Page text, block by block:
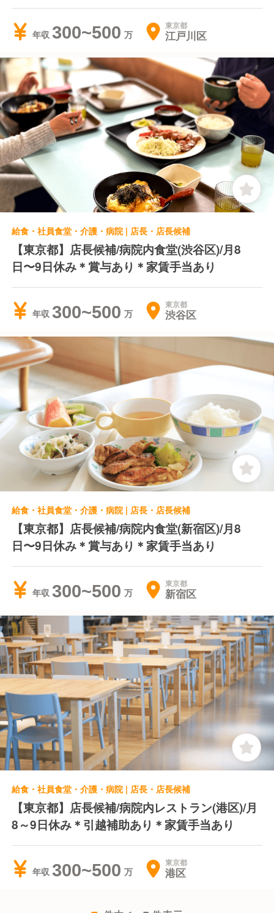
年収 300~500 東京都
江戸川区
給食・社員食堂・介護・病院 | 店長・店長候補
【東京都】店長候補/病院内食堂(渋谷区)/月8
日〜9日休み＊賞与あり＊家賃手当あり
年収 300~500 東京都
渋谷区
給食・社員食堂・介護・病院 | 店長・店長候補
【東京都】店長候補/病院内食堂(新宿区)/月8
日〜9日休み＊賞与あり＊家賃手当あり
年収 300~500 東京都
新宿区
給食・社員食堂・介護・病院 | 店長・店長候補
【東京都】店長候補/病院内レストラン(港区)/月
8～9日休み＊引越補助あり＊家賃手当あり
年収 300~500 東京都
港区